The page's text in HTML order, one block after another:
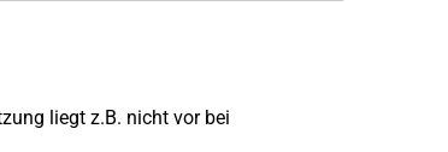
liegt z.B. nicht vor bei